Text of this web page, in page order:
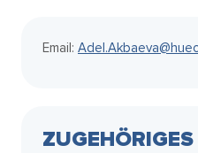
Email: